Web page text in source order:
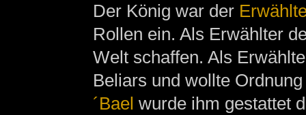
Der König war der
Rollen ein. Als Erwählter
Welt schaffen. Als
Beliars und wollte
´Bael wurde ihm gestattet